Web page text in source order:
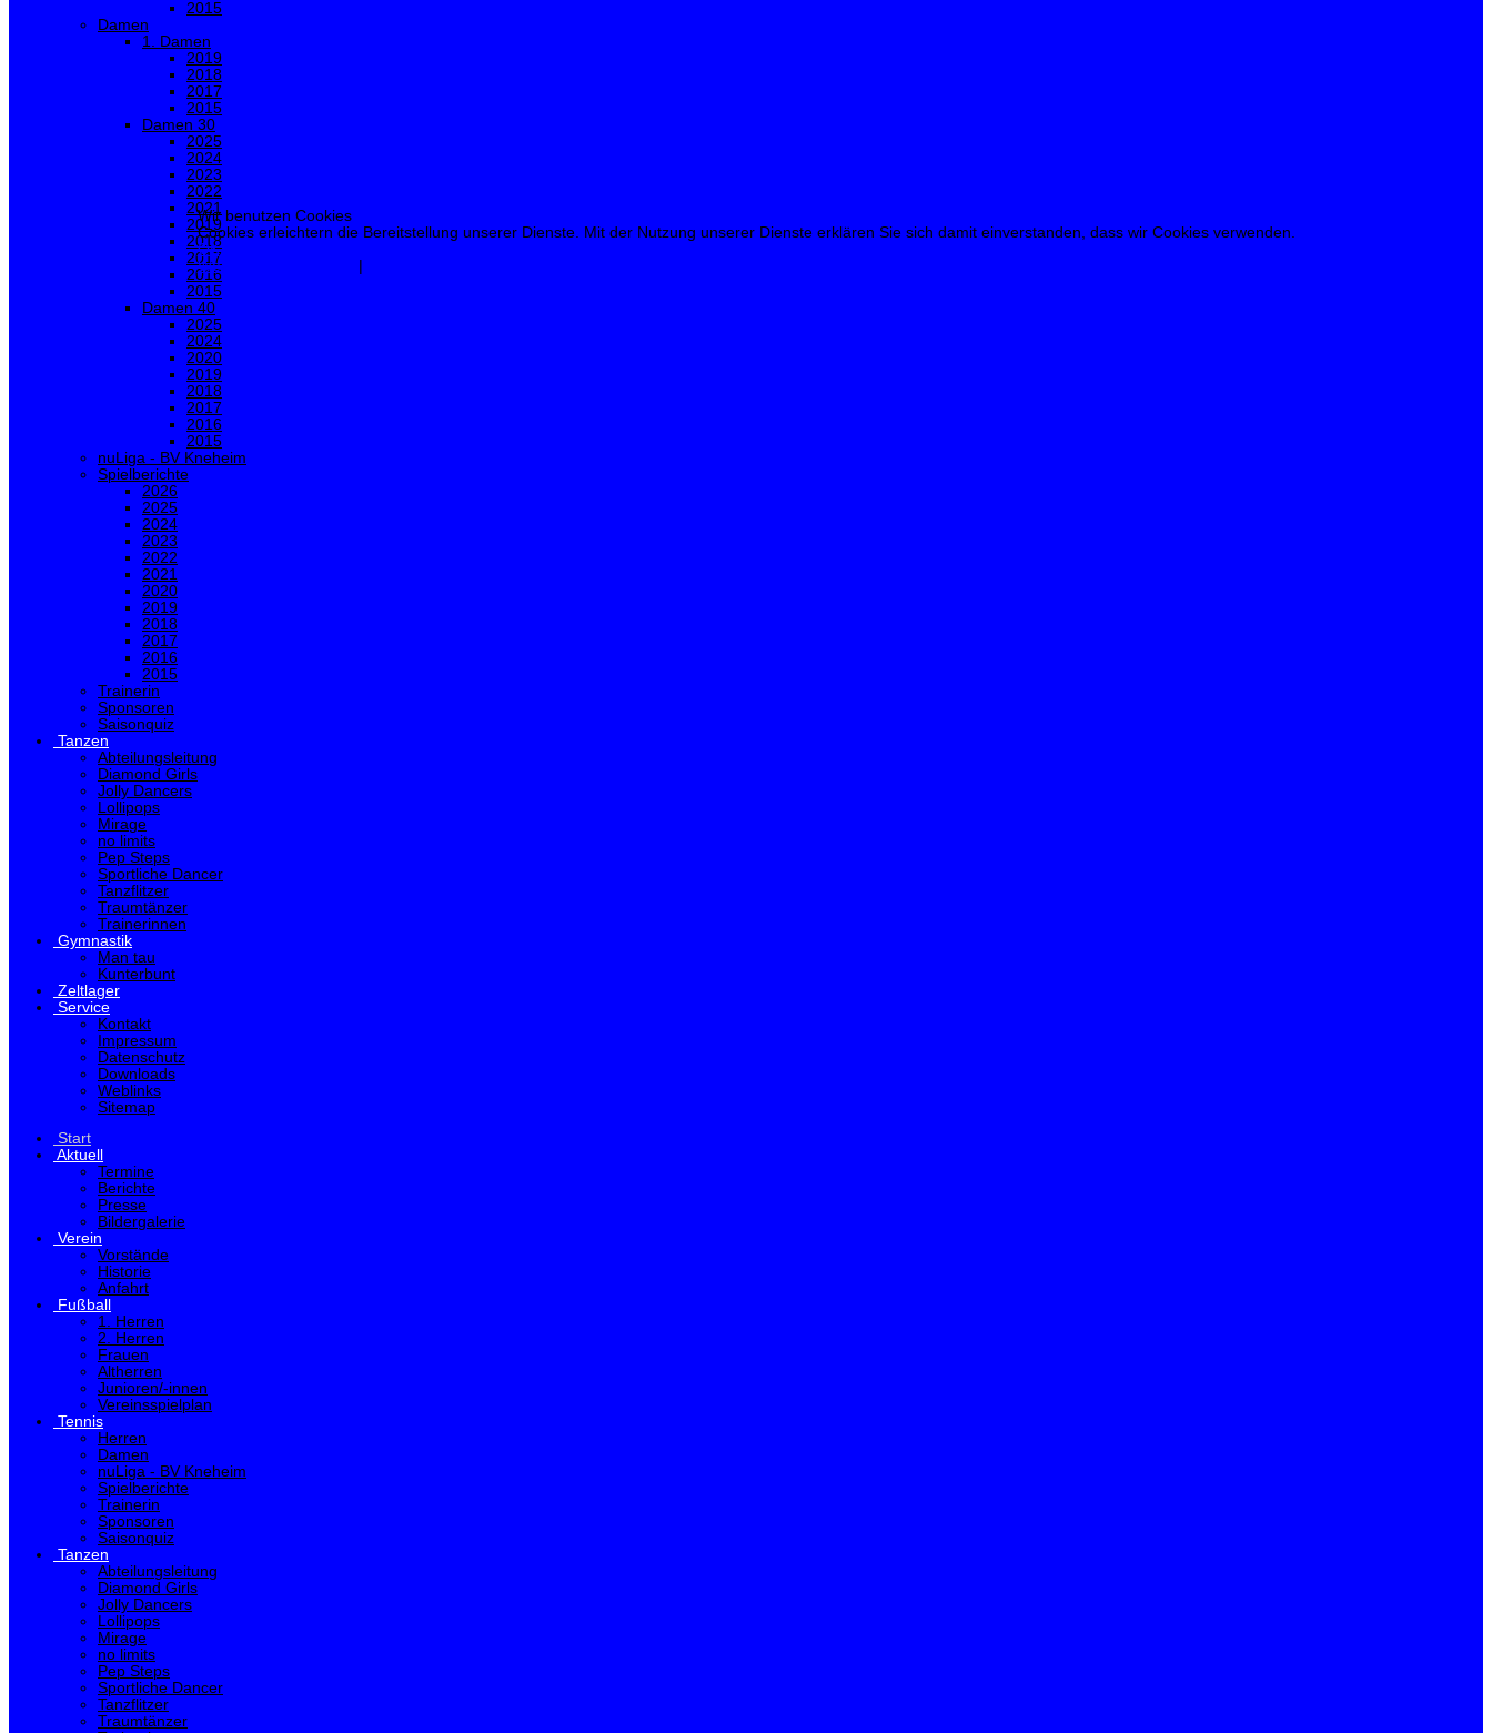
2015
Damen
1. Damen
2019
2018
2017
2015
Damen 30
2025
2024
2023
2022
2021
2019
2018
2017
2016
2015
Damen 40
2025
2024
2020
2019
2018
2017
2016
2015
nuLiga - BV Kneheim
Spielberichte
2026
2025
2024
2023
2022
2021
2020
2019
2018
2017
2016
2015
Trainerin
Sponsoren
Saisonquiz
Tanzen
Abteilungsleitung
Diamond Girls
Jolly Dancers
Lollipops
Mirage
no limits
Pep Steps
Sportliche Dancer
Tanzflitzer
Traumtänzer
Trainerinnen
Gymnastik
Man tau
Kunterbunt
Zeltlager
Service
Kontakt
Impressum
Datenschutz
Downloads
Weblinks
Sitemap
Start
Aktuell
Termine
Berichte
Presse
Bildergalerie
Verein
Vorstände
Historie
Anfahrt
Fußball
1. Herren
2. Herren
Frauen
Altherren
Junioren/-innen
Vereinsspielplan
Tennis
Herren
Damen
nuLiga - BV Kneheim
Spielberichte
Trainerin
Sponsoren
Saisonquiz
Tanzen
Abteilungsleitung
Diamond Girls
Jolly Dancers
Lollipops
Mirage
no limits
Pep Steps
Sportliche Dancer
Tanzflitzer
Traumtänzer
Wir benutzen Cookies
Cookies erleichtern die Bereitstellung unserer Dienste. Mit der Nutzung unserer Dienste erklären Sie sich damit einverstanden, dass wir Cookies verwenden.
OK
Weitere Informationen